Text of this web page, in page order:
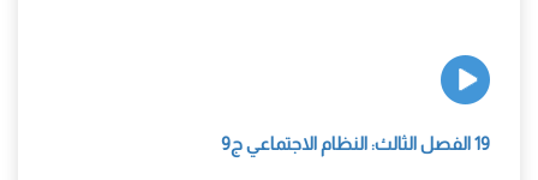
19 الفصل الثالث: النظام الاجتماعي ج9